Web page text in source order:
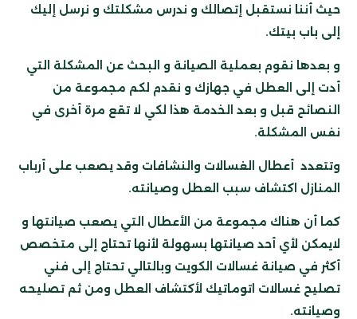
حيث أننا نستقبل إتصالك و ندرس مشكلتك و نرسل إليك
إلى باب بيتك.
و بعدها نقوم بعملية الصيانة و البحث عن المشكلة التي
أدت إلى العطل في جهازك و نقدم لكم مجموعة من
النصائح قبل و بعد الخدمة هذا لكي لا تقع مرة أخرى في
نفس المشكلة.
وتتعدد أعطال الغسالات والنشافات وقد يصعب على أرباب
المنازل اكتشاف سبب العطل وصيانته.
كما أن هناك مجموعة من الأعطال التي يصعب صيانتها و
لايمكن لأي أحد صيانتها بسهولة لأنها تحتاج إلى متخصص
أكثر في صيانة غسالات الكويت وبالتالي تحتاج إلى فني
تصليح غسالات اتوماتيك لأكتشاف العطل ومن ثم تصليحه
وصيانته.